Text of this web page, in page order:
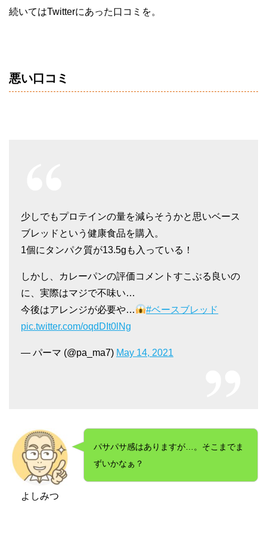
続いてはTwitterにあった口コミを。
悪い口コミ
少しでもプロテインの量を減らそうかと思いベース
ブレッドという健康食品を購入。
1個にタンパク質が13.5gも入っている！
しかし、カレーパンの評価コメントすこぶる良いの
に、実際はマジで不味い…
今後はアレンジが必要や…
#ベースブレッド
pic.twitter.com/oqdDIt0lNg
— パーマ (@pa_ma7) May 14, 2021
よしみつ
パサパサ感はありますが…。そこまでま
ずいかなぁ？